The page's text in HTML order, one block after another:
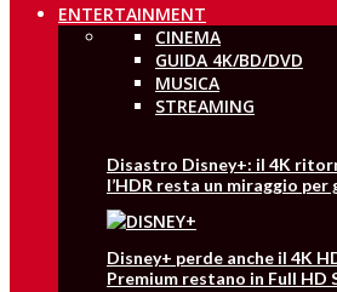
ENTERTAINMENT
CINEMA
GUIDA 4K/BD/DVD
MUSICA
STREAMING
Disastro Disney+: il 4K
l’HDR resta un miraggio
Disney+ perde anche il 4K
Premium restano in Full HD